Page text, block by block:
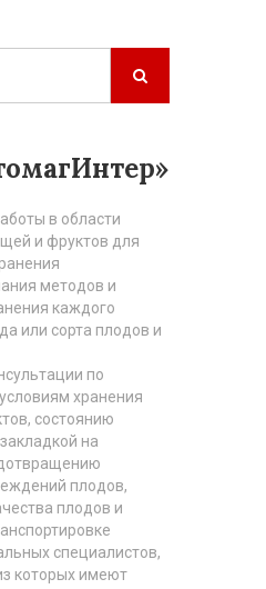
в области
и фруктов для
методов и
каждого
или сорта плодов и
по
хранения
состоянию
на
плодов,
плодов и
специалистов,
которых имеют